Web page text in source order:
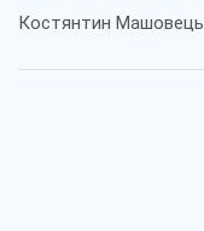
Костянтин Машовець